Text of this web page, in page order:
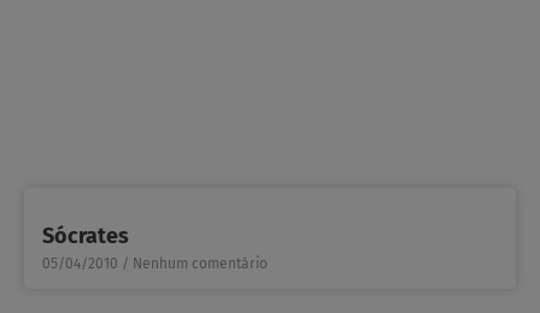
Sócrates
05/04/2010 Nenhum comentário